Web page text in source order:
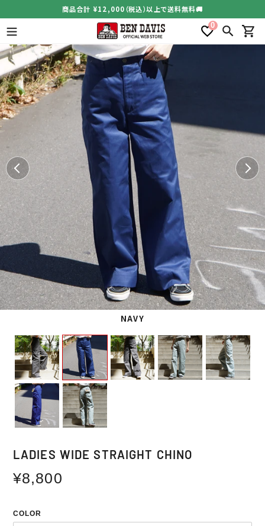
ン
テ
ツ
ス
キ
ッ
プ
す
商品合計 ¥12,000（税込）以上で送料無料🚚
0
検索 カ
NAVY
LADIES WIDE STRAIGHT CHINO
通
格
¥8,800
COLOR